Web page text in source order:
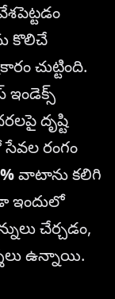
కొలిచే
చుట్టింది.
ఇండెక్స్
దృష్టి
రంగం
వాటాను కలిగి
ఇందులో
చేర్చడం,
ఉన్నాయి.